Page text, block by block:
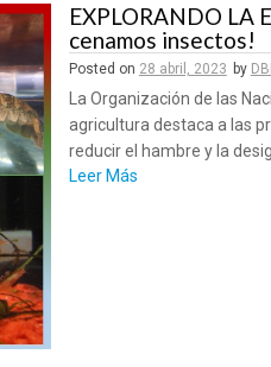
EXPLORANDO LA
cenamos insectos!
Posted on 28 abril, 2023 by
La Organización de las
agricultura destaca a las
reducir el hambre y la
Leer Más